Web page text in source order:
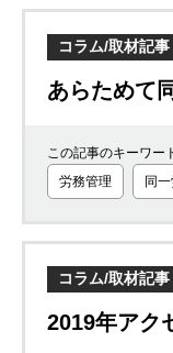
コラム/取材記事
あらためて
この記事のキーワー
労務管理
同
コラム/取材記事
2019年アク